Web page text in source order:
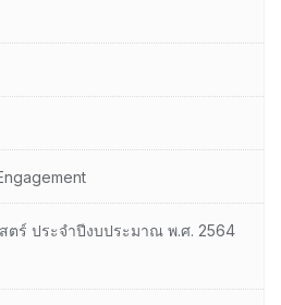
ตร์ ประจำปีงบประมาณ พ.ศ. 2564